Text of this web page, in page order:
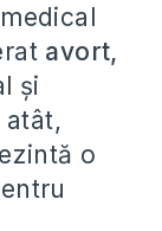
avort,
și
atât,
o